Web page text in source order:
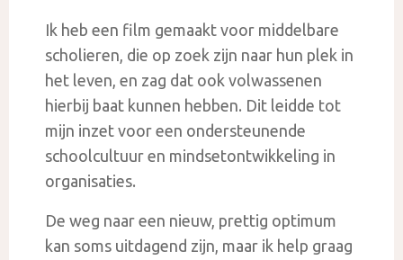
Ik heb een film gemaakt voor middelbare
scholieren, die op zoek zijn naar hun plek in
het leven, en zag dat ook volwassenen
hierbij baat kunnen hebben. Dit leidde tot
mijn inzet voor een ondersteunende
schoolcultuur en mindsetontwikkeling in
organisaties.
De weg naar een nieuw, prettig optimum
kan soms uitdagend zijn, maar ik help graag